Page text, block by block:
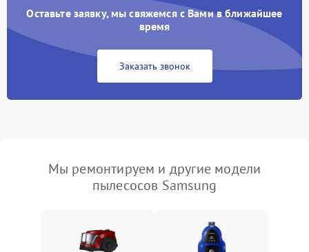
Оставьте заявку, мы свяжемся с Вами в ближайшее
время
Заказать звонок
Мы ремонтируем и другие модели
пылесосов Samsung